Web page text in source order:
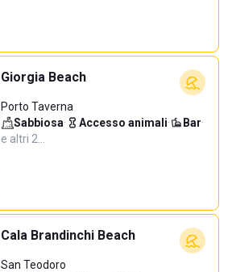
Giorgia Beach
Porto Taverna
Sabbiosa· Accesso animali· Bar·
e altri 2…
Cala Brandinchi Beach
San Teodoro